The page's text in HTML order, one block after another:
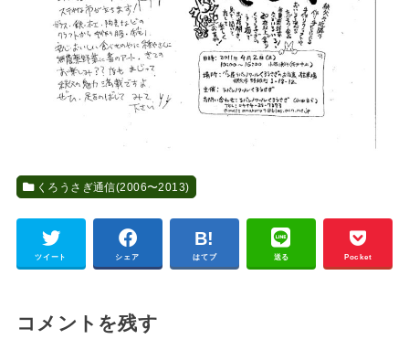
くろうさぎ通信(2006〜2013)
ツイート シェア はてブ 送る Pocket
コメントを残す